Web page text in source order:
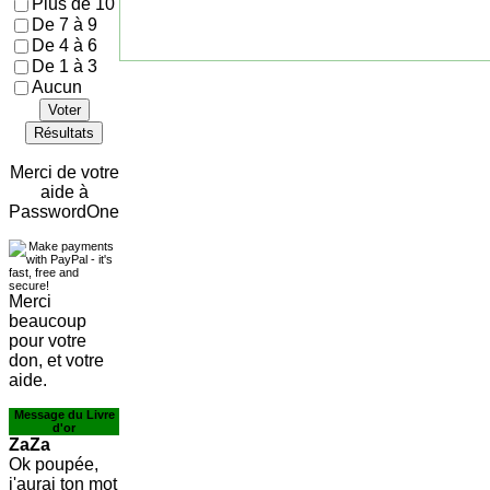
Plus de 10
De 7 à 9
De 4 à 6
De 1 à 3
Aucun
Voter
Résultats
Merci de votre
aide à
PasswordOne
Merci
beaucoup
pour votre
don, et votre
aide.
Message du Livre
d'or
ZaZa
Ok poupée,
j'aurai ton mot